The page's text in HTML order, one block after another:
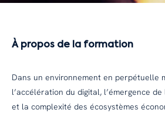
À propos de la formation
Dans un environnement en perpétuelle
l’accélération du digital, l’émergence
et la complexité des écosystèmes